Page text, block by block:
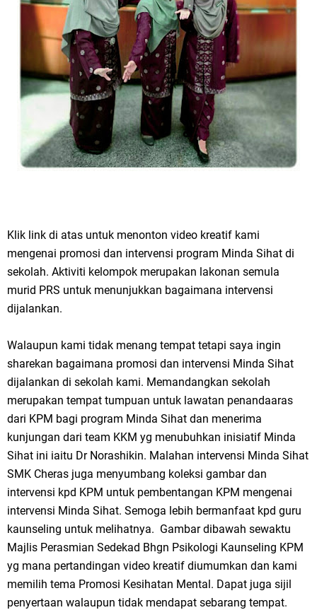
Klik link di atas untuk menonton video kreatif kami
mengenai promosi dan intervensi program Minda Sihat di
sekolah. Aktiviti kelompok merupakan lakonan semula
murid PRS untuk menunjukkan bagaimana intervensi
dijalankan.
Walaupun kami tidak menang tempat tetapi saya ingin
sharekan bagaimana promosi dan intervensi Minda Sihat
dijalankan di sekolah kami. Memandangkan sekolah
merupakan tempat tumpuan untuk lawatan penandaaras
dari KPM bagi program Minda Sihat dan menerima
kunjungan dari team KKM yg menubuhkan inisiatif Minda
Sihat ini iaitu Dr Norashikin. Malahan intervensi Minda Sihat
SMK Cheras juga menyumbang koleksi gambar dan
intervensi kpd KPM untuk pembentangan KPM mengenai
intervensi Minda Sihat. Semoga lebih bermanfaat kpd guru
kaunseling untuk melihatnya. Gambar dibawah sewaktu
Majlis Perasmian Sedekad Bhgn Psikologi Kaunseling KPM
yg mana pertandingan video kreatif diumumkan dan kami
memilih tema Promosi Kesihatan Mental. Dapat juga sijil
penyertaan walaupun tidak mendapat sebarang tempat.